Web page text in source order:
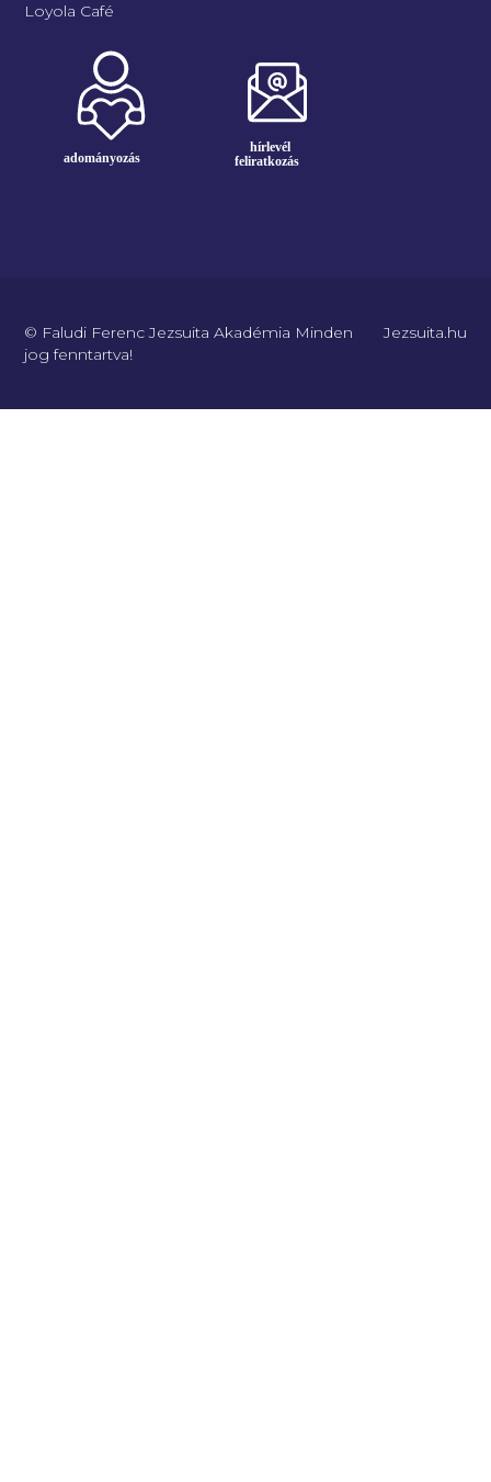
Loyola Café
© Faludi Ferenc Jezsuita Akadémia Minden
jog fenntartva!
Jezsuita.hu